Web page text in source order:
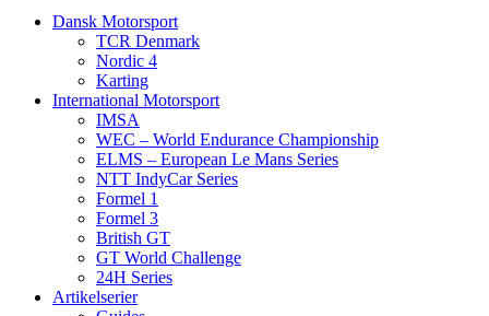
Dansk Motorsport
TCR Denmark
Nordic 4
Karting
International Motorsport
IMSA
WEC – World Endurance Championship
ELMS – European Le Mans Series
NTT IndyCar Series
Formel 1
Formel 3
British GT
GT World Challenge
24H Series
Artikelserier